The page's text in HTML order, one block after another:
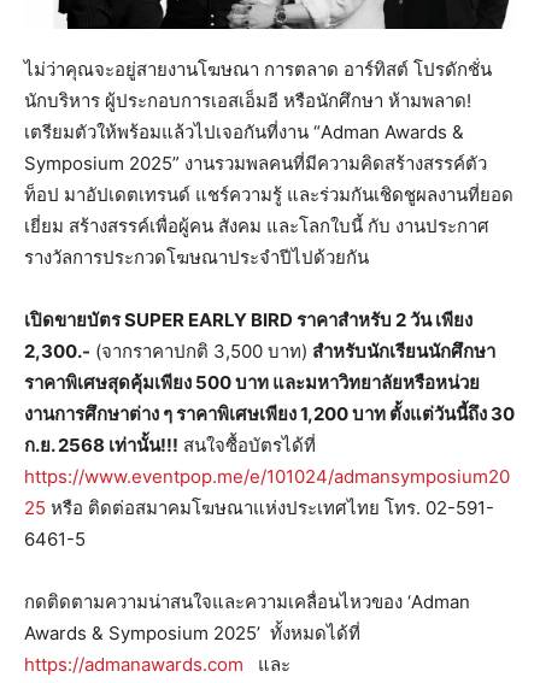
ไม่ว่าคุณจะอยู่สายงานโฆษณา การตลาด อาร์ทิสต์ โปรดักชั่น
นักบริหาร ผู้ประกอบการเอสเอ็มอี หรือนักศึกษา ห้ามพลาด!
เตรียมตัวให้พร้อมแล้วไปเจอกันที่งาน “Adman Awards &
Symposium 2025” งานรวมพลคนที่มีความคิดสร้างสรรค์ตัว
ท็อป มาอัปเดตเทรนด์ แชร์ความรู้ และร่วมกันเชิดชูผลงานที่ยอด
เยี่ยม สร้างสรรค์เพื่อผู้คน สังคม และโลกใบนี้ กับ งานประกาศ
รางวัลการประกวดโฆษณาประจำปีไปด้วยกัน
เปิดขายบัตรSUPER EARLY BIRD ราคาสำหรับ 2 วันเพียง
2,300.- (จากราคาปกติ 3,500 บาท) สำหรับนักเรียนนักศึกษา
ราคาพิเศษสุดคุ้มเพียง 500 บาท และมหาวิทยาลัยหรือหน่วย
งานการศึกษาต่าง ๆ ราคาพิเศษเพียง 1,200 บาท ตั้งแต่วันนี้ถึง 30
ก.ย. 2568 เท่านั้น!!! สนใจซื้อบัตรได้ที่
https://www.eventpop.me/e/101024/admansymposium20
25 หรือ ติดต่อสมาคมโฆษณาแห่งประเทศไทย โทร. 02-591-
6461-5
กดติดตามความน่าสนใจและความเคลื่อนไหวของ ‘Adman
Awards & Symposium 2025’ ทั้งหมดได้ที่
https://admanawards.com และ